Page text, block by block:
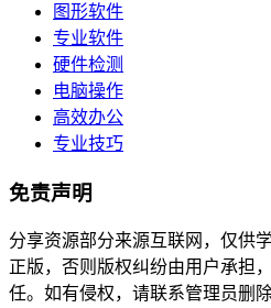
图形软件
专业软件
硬件检测
电脑操作
高效办公
专业技巧
免责声明
分享资源部分来源互联网，仅供
正版，否则版权纠纷由用户承担
任。如有侵权，请联系管理员删除